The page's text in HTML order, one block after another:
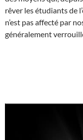
rêver les étudiants de
n’est pas affecté par
généralement